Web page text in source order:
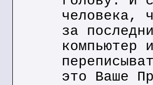
человека,
за
компьютер
это Ваше